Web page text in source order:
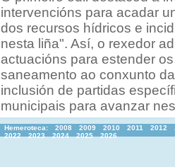
intervencións para acadar
dos recursos hídricos e
nesta liña". Así, o rexedor
actuacións para estender
saneamento ao conxunto
inclusión de partidas
municipais para avanzar
Hemeroteca: 2008 2009 2010 2011 2012
2022
2023 2024 2025 2026